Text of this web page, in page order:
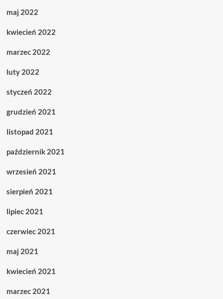
maj 2022
kwiecień 2022
marzec 2022
luty 2022
styczeń 2022
grudzień 2021
listopad 2021
październik 2021
wrzesień 2021
sierpień 2021
lipiec 2021
czerwiec 2021
maj 2021
kwiecień 2021
marzec 2021